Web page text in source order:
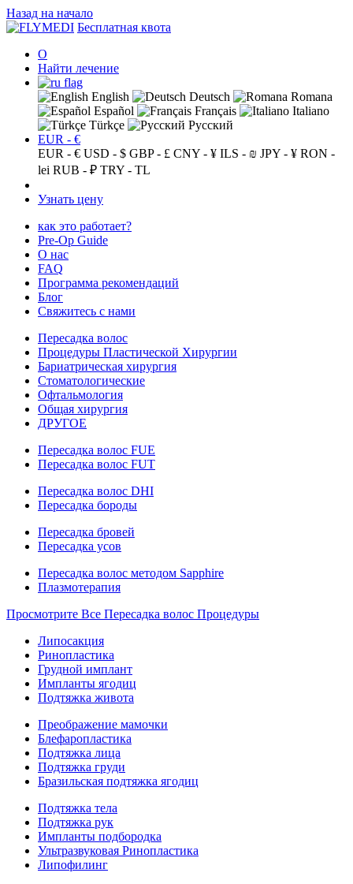
Назад на начало
Бесплатная квота
О
Найти лечение
English Deutsch
Romana
Español
Français
Italiano
Türkçe
Русский
EUR - €
EUR - € USD - $ GBP - £ CNY - ¥ ILS - ₪ JPY - ¥ RON -
lei RUB - ₽ TRY - TL
Узнать цену
как это работает?
Pre-Op Guide
О нас
FAQ
Программа рекомендаций
Блог
Свяжитесь с нами
Пересадка волос
Процедуры Пластической Хирургии
Бариатрическая хирургия
Стоматологические
Офтальмология
Общая хирургия
ДРУГОЕ
Пересадка волос FUE
Пересадка волос FUT
Пересадка волос DHI
Пересадка бороды
Пересадка бровей
Пересадка усов
Пересадка волос методом Sapphire
Плазмотерапия
Просмотрите Все Пересадка волос Процедуры
Липосакция
Ринопластика
Грудной имплант
Импланты ягодиц
Подтяжка живота
Преображение мамочки
Блефаропластика
Подтяжка лица
Подтяжка груди
Бразильская подтяжка ягодиц
Подтяжка тела
Подтяжка рук
Импланты подбородка
Ультразвуковая Ринопластика
Липофилинг